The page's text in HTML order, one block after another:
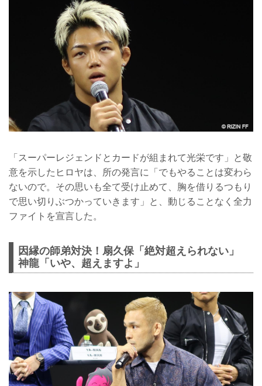
「スーパーレジェンドとカードが組まれて光栄です」と敬
意を示したヒロヤは、所の発言に「でもやることは変わら
ないので。その思いも全て受け止めて、胸を借りるつもり
で思い切りぶつかっていきます」と、動じることなく全力
ファイトを宣言した。
因縁の師弟対決！扇久保「絶対超えられない」
神龍「いや、超えますよ」